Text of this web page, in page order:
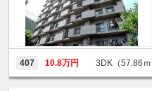
407 10.8万円 3DK（57.86ｍ